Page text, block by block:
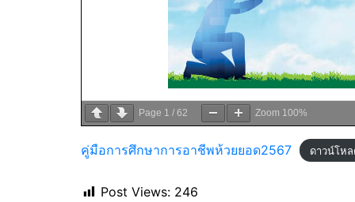
Page 1 / 62 Zoom 100%
คู่มือการศึกษาการอาชีพห้วยยอด2567 ดาวน์โห
Post Views: 246